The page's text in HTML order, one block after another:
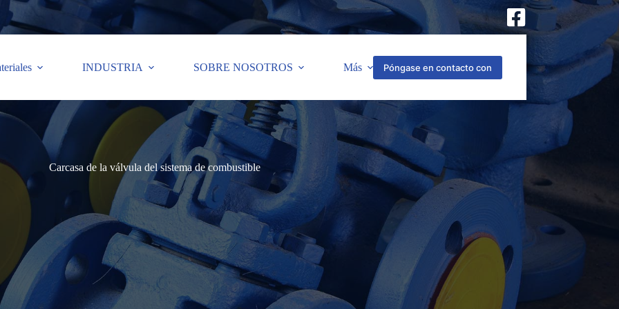
INDUSTRIA SOBRE NOSOTROS Más Póngase en contacto con
Carcasa de la válvula del sistema de combustible